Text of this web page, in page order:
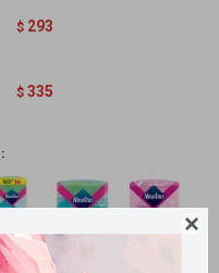

$ 293
$ 335